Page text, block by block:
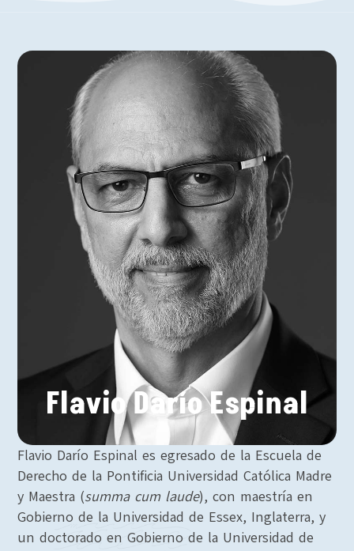
Flavio Darío Espinal
Flavio Darío Espinal es egresado de la Escuela de
Derecho de la Pontificia Universidad Católica Madre
y Maestra (summa cum laude), con maestría en
Gobierno de la Universidad de Essex, Inglaterra, y
un doctorado en Gobierno de la Universidad de